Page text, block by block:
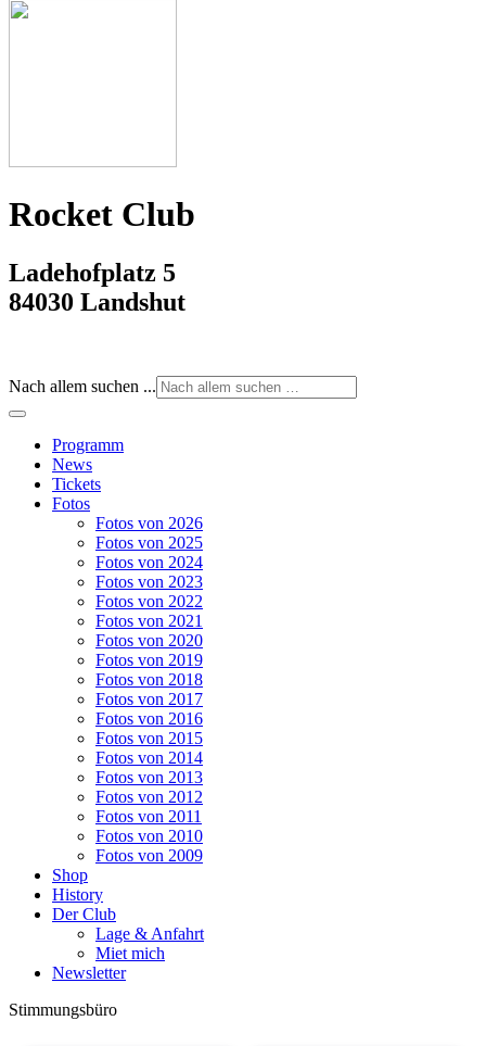
Rocket Club
Ladehofplatz 5
84030 Landshut
Nach allem suchen ...
Programm
News
Tickets
Fotos
Fotos von 2026
Fotos von 2025
Fotos von 2024
Fotos von 2023
Fotos von 2022
Fotos von 2021
Fotos von 2020
Fotos von 2019
Fotos von 2018
Fotos von 2017
Fotos von 2016
Fotos von 2015
Fotos von 2014
Fotos von 2013
Fotos von 2012
Fotos von 2011
Fotos von 2010
Fotos von 2009
Shop
History
Der Club
Lage & Anfahrt
Miet mich
Newsletter
Stimmungsbüro